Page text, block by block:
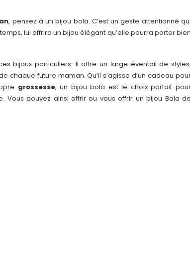
, pensez à un bijou bola. C’est un geste attentionné qui
lui offrira un bijou élégant qu’elle pourra porter bien
bijoux particuliers. Il offre un large éventail de styles,
future maman. Qu’il s’agisse d’un cadeau
grossesse, un bijou bola est le choix parfait
pouvez ainsi offrir ou vous offrir un bijou Bola de